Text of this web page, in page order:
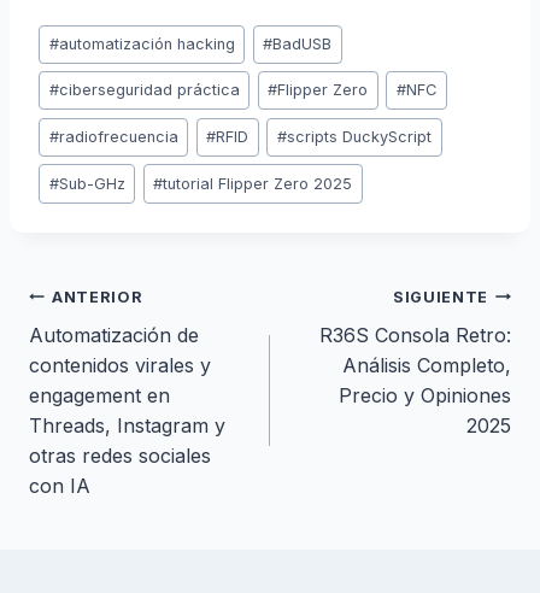
Etiquetas
de
la
entrada:
#automatización hacking #BadUSB
#ciberseguridad práctica #Flipper Zero #NFC
#radiofrecuencia #RFID #scripts DuckyScript
#Sub-GHz #tutorial Flipper Zero 2025
Navegación
de
entradas
ANTERIOR
Automatización de
contenidos virales y
engagement en
Threads, Instagram y
otras redes sociales
con IA
SIGUIENTE
R36S Consola Retro:
Análisis Completo,
Precio y Opiniones
2025